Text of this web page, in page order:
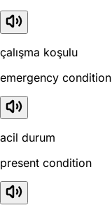
çalışma koşulu
emergency condition
acil durum
present condition